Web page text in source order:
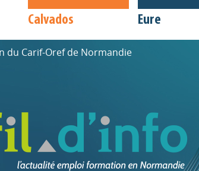
Calvados Eure
du Carif-Oref de Normandie